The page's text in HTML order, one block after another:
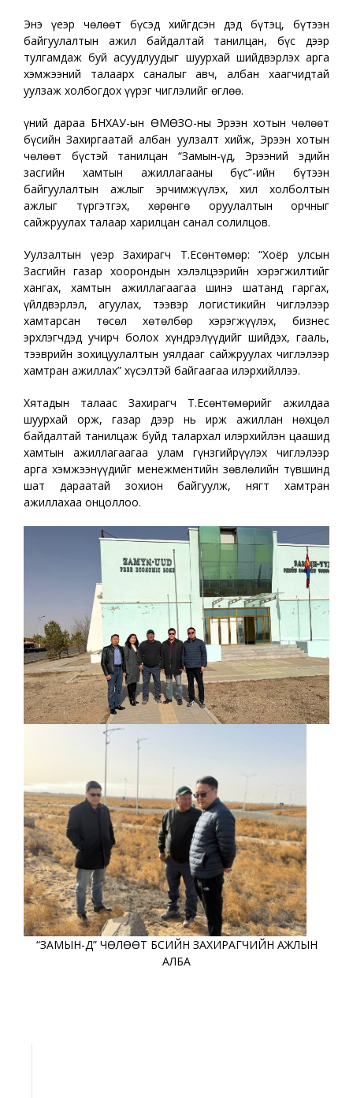
Энэ үеэр чөлөөт бүсэд хийгдсэн дэд бүтэц, бүтээн
байгуулалтын ажил байдалтай танилцан, бүс дээр
тулгамдаж буй асуудлуудыг шуурхай шийдвэрлэх арга
хэмжээний талаарх саналыг авч, албан хаагчидтай
уулзаж холбогдох үүрэг чиглэлийг өглөө.
Үүний дараа БНХАУ-ын ӨМӨЗО-ны Эрээн хотын чөлөөт
бүсийн Захиргаатай албан уулзалт хийж, Эрээн хотын
чөлөөт бүстэй танилцан “Замын-Үүд, Эрээний эдийн
засгийн хамтын ажиллагааны бүс”-ийн бүтээн
байгуулалтын ажлыг эрчимжүүлэх, хил холболтын
ажлыг түргэтгэх, хөрөнгө оруулалтын орчныг
сайжруулах талаар харилцан санал солилцов.
Уулзалтын үеэр Захирагч Т.Есөнтөмөр: “Хоёр улсын
Засгийн газар хоорондын хэлэлцээрийн хэрэгжилтийг
хангах, хамтын ажиллагаагаа шинэ шатанд гаргах,
үйлдвэрлэл, агуулах, тээвэр логистикийн чиглэлээр
хамтарсан төсөл хөтөлбөр хэрэгжүүлэх, бизнес
эрхлэгчдэд учирч болох хүндрэлүүдийг шийдэх, гааль,
тээврийн зохицуулалтын уялдааг сайжруулах чиглэлээр
хамтран ажиллах” хүсэлтэй байгаагаа илэрхийллээ.
Хятадын талаас Захирагч Т.Есөнтөмөрийг ажилдаа
шуурхай орж, газар дээр нь ирж ажиллан нөхцөл
байдалтай танилцаж буйд талархал илэрхийлэн цаашид
хамтын ажиллагаагаа улам гүнзгийрүүлэх чиглэлээр
арга хэмжээнүүдийг менежментийн зөвлөлийн түвшинд
шат дараатай зохион байгуулж, нягт хамтран
ажиллахаа онцоллоо.
“ЗАМЫН-ҮҮД” ЧӨЛӨӨТ БҮСИЙН ЗАХИРАГЧИЙН АЖЛЫН
АЛБА